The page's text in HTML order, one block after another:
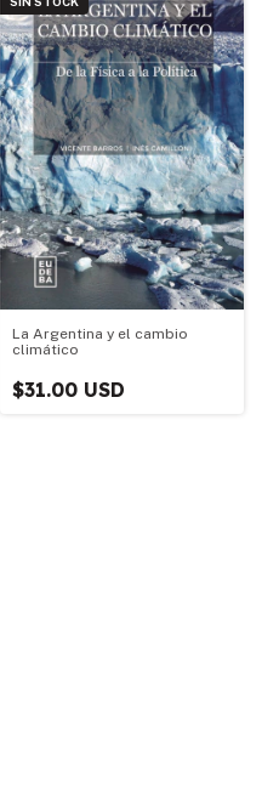
La Argentina y el cambio
climático
$31.00 USD